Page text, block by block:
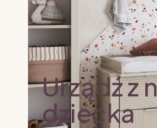
Urządź z
dziecka